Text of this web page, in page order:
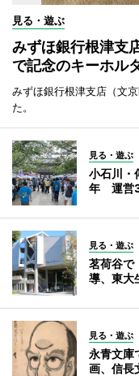
見る・遊ぶ
みずほ銀行根津支
で記念のキーホル
みずほ銀行根津支店（文
た。
見る・遊ぶ
小石川・
年 運営
見る・遊ぶ
茗荷谷で
導、東大
見る・遊ぶ
永青文庫
画、信長